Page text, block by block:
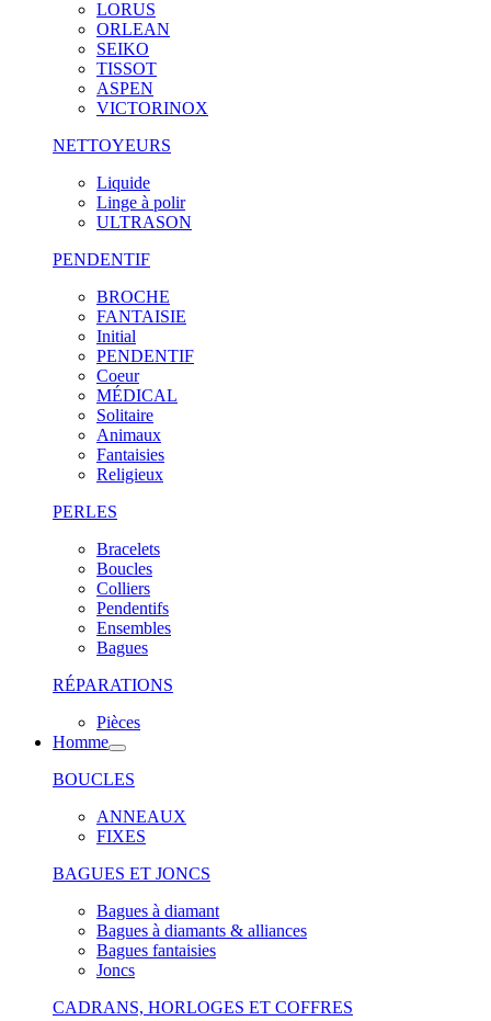
LORUS
ORLEAN
SEIKO
TISSOT
ASPEN
VICTORINOX
NETTOYEURS
Liquide
Linge à polir
ULTRASON
PENDENTIF
BROCHE
FANTAISIE
Initial
PENDENTIF
Coeur
MÉDICAL
Solitaire
Animaux
Fantaisies
Religieux
PERLES
Bracelets
Boucles
Colliers
Pendentifs
Ensembles
Bagues
RÉPARATIONS
Pièces
Homme
BOUCLES
ANNEAUX
FIXES
BAGUES ET JONCS
Bagues à diamant
Bagues à diamants & alliances
Bagues fantaisies
Joncs
CADRANS, HORLOGES ET COFFRES